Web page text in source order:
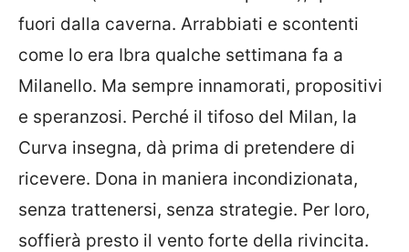
fuori dalla caverna. Arrabbiati e scontenti
come lo era Ibra qualche settimana fa a
Milanello. Ma sempre innamorati, propositivi
e speranzosi. Perché il tifoso del Milan, la
Curva insegna, dà prima di pretendere di
ricevere. Dona in maniera incondizionata,
senza trattenersi, senza strategie. Per loro,
soffierà presto il vento forte della rivincita.